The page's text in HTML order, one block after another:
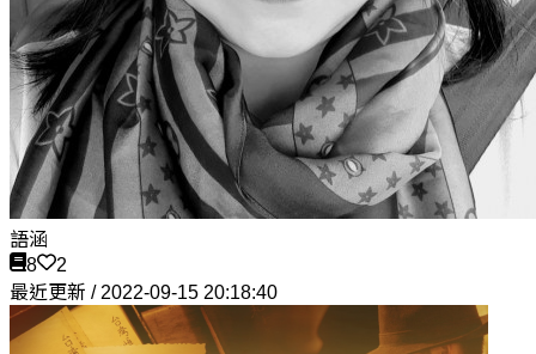
語涵
8
2
最近更新 / 2022-09-15 20:18:40